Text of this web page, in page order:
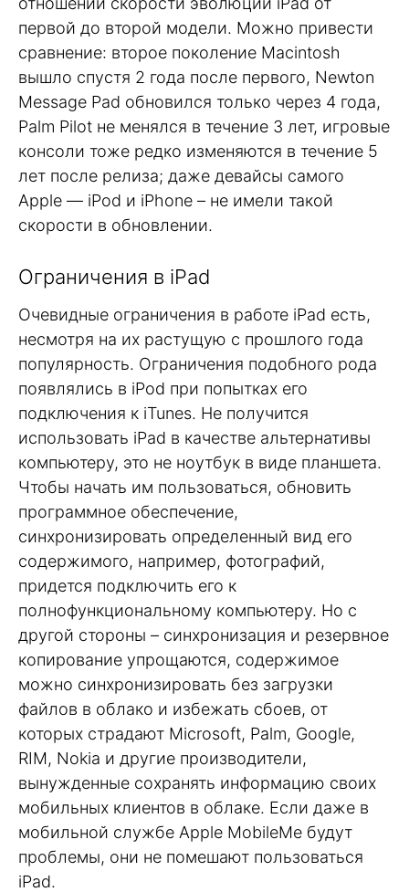
первой до второй модели. Можно привести
сравнение: второе поколение Macintosh
вышло спустя 2 года после первого, Newton
Message Pad обновился только через 4 года,
Palm Pilot не менялся в течение 3 лет, игровые
консоли тоже редко изменяются в течение 5
лет после релиза; даже девайсы самого
Apple — iPod и iPhone – не имели такой
скорости в обновлении.
Ограничения в iPad
Очевидные ограничения в работе iPad есть,
несмотря на их растущую с прошлого года
популярность. Ограничения подобного рода
появлялись в iPod при попытках его
подключения к iTunes. Не получится
использовать iPad в качестве альтернативы
компьютеру, это не ноутбук в виде планшета.
Чтобы начать им пользоваться, обновить
программное обеспечение,
синхронизировать определенный вид его
содержимого, например, фотографий,
придется подключить его к
полнофункциональному компьютеру. Но с
другой стороны – синхронизация и резервное
копирование упрощаются, содержимое
можно синхронизировать без загрузки
файлов в облако и избежать сбоев, от
которых страдают Microsoft, Palm, Google,
RIM, Nokia и другие производители,
вынужденные сохранять информацию своих
мобильных клиентов в облаке. Если даже в
мобильной службе Apple MobileMe будут
проблемы, они не помешают пользоваться
iPad.